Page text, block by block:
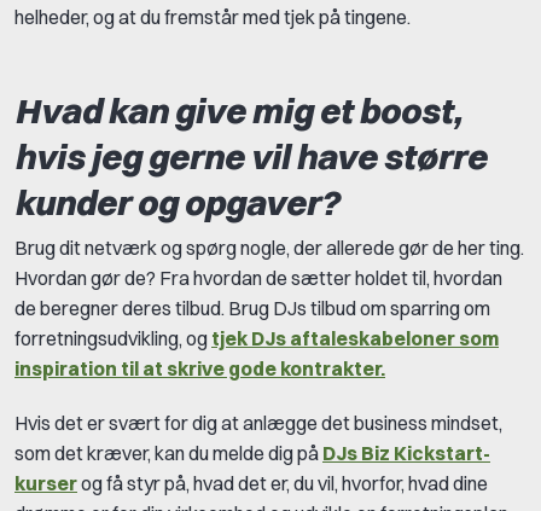
helheder, og at du fremstår med tjek på tingene.
Hvad kan give mig et boost,
hvis jeg gerne vil have større
kunder og opgaver?
Brug dit netværk og spørg nogle, der allerede gør de her ting.
Hvordan gør de? Fra hvordan de sætter holdet til, hvordan
de beregner deres tilbud. Brug DJs tilbud om sparring om
forretningsudvikling, og tjek DJs aftaleskabeloner som
inspiration til at skrive gode kontrakter.
Hvis det er svært for dig at anlægge det business mindset,
som det kræver, kan du melde dig på DJs Biz Kickstart-
kurserog få styr på, hvad det er, du vil, hvorfor, hvad dine